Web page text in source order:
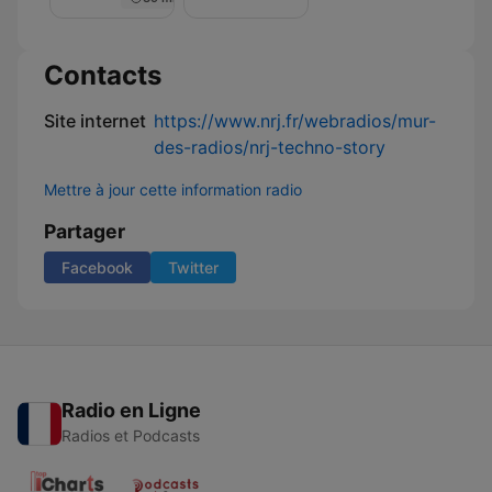
sur
NRJ
Contacts
Site internet https://www.nrj.fr/webradios/mur-
des-radios/nrj-techno-story
Mettre à jour cette information radio
Partager
Facebook Twitter
Radio en Ligne
Radios et Podcasts